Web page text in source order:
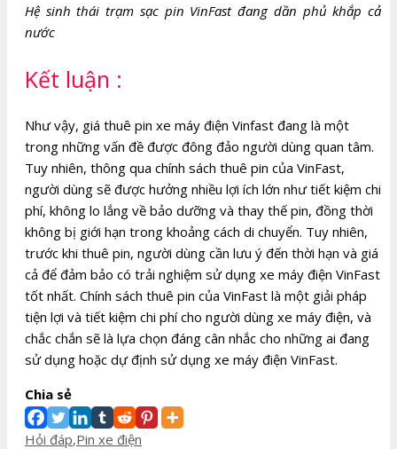
Hệ sinh thái trạm sạc pin VinFast đang dần phủ khắp cả
nước
Kết luận :
Như vậy, giá thuê pin xe máy điện Vinfast đang là một
trong những vấn đề được đông đảo người dùng quan tâm.
Tuy nhiên, thông qua chính sách thuê pin của VinFast,
người dùng sẽ được hưởng nhiều lợi ích lớn như tiết kiệm chi
phí, không lo lắng về bảo dưỡng và thay thế pin, đồng thời
không bị giới hạn trong khoảng cách di chuyển. Tuy nhiên,
trước khi thuê pin, người dùng cần lưu ý đến thời hạn và giá
cả để đảm bảo có trải nghiệm sử dụng xe máy điện VinFast
tốt nhất. Chính sách thuê pin của VinFast là một giải pháp
tiện lợi và tiết kiệm chi phí cho người dùng xe máy điện, và
chắc chắn sẽ là lựa chọn đáng cân nhắc cho những ai đang
sử dụng hoặc dự định sử dụng xe máy điện VinFast.
Chia sẻ
Danh
Hỏi đáp,Pin xe điện